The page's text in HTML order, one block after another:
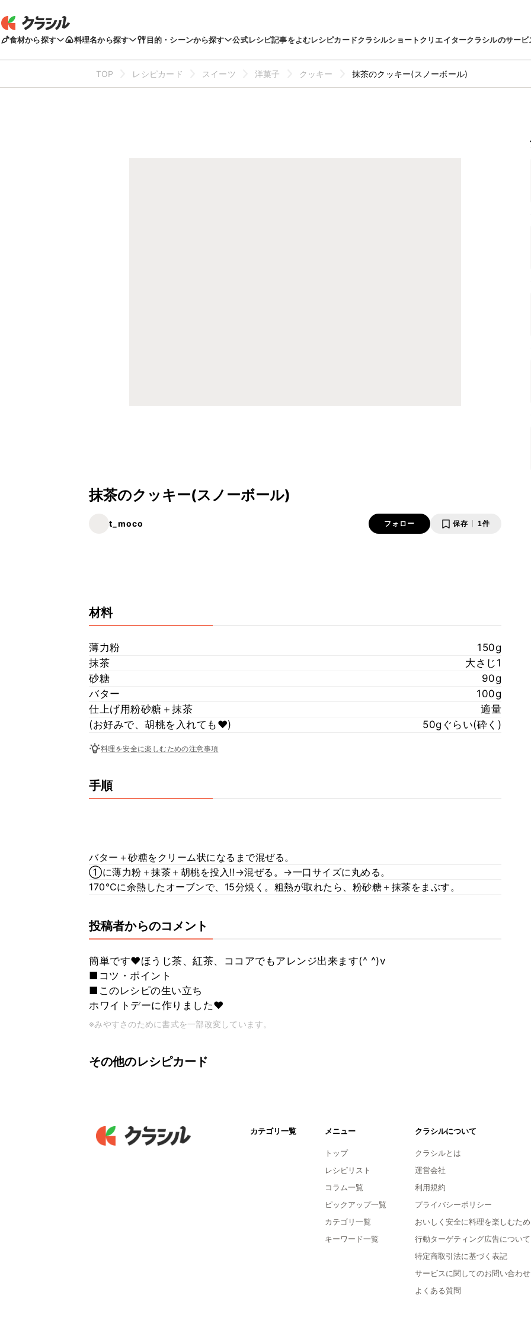
食材から探す 料理名から探す 目的・シーンから探す 公式レシピ記事をよむレシピカードクラシルショートクリエイタークラシルのサービ
TOP レシピカード スイーツ 洋菓子 クッキー 抹茶のクッキー(スノーボール)
抹茶のクッキー(スノーボール)
t_moco フォロー 保存 1件
材料
薄力粉
150g
抹茶
大さじ1
砂糖
90g
バター
100g
仕上げ用粉砂糖＋抹茶
適量
(お好みで、胡桃を入れても♥️)
50gぐらい(砕く)
料理を安全に楽しむための注意事項
手順
バター＋砂糖をクリーム状になるまで混ぜる。
①に薄力粉＋抹茶＋胡桃を投入‼️→混ぜる。→一口サイズに丸める。
170℃に余熱したオーブンで、15分焼く。粗熱が取れたら、粉砂糖＋抹茶をまぶす。
投稿者からのコメント
簡単です♥️ほうじ茶、紅茶、ココアでもアレンジ出来ます(^ ^)v
■コツ・ポイント
■このレシピの生い立ち
ホワイトデーに作りました♥️
※みやすさのために書式を一部改変しています。
その他のレシピカード
カテゴリ一覧 メニュー
トップ
レシピリスト
コラム一覧
ピックアップ一覧
カテゴリ一覧
キーワード一覧
クラシルについて
クラシルとは
運営会社
利用規約
プライバシーポリシー
おいしく安全に料理を楽しむため
行動ターゲティング広告について
特定商取引法に基づく表記
サービスに関してのお問い合わせ
よくある質問